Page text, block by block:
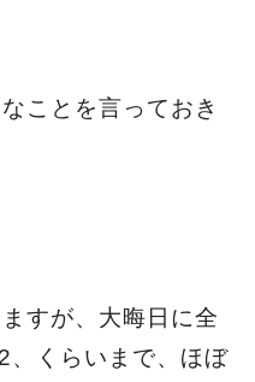
ことを言っておき
すが、大晦日に全
、くらいまで、ほぼ